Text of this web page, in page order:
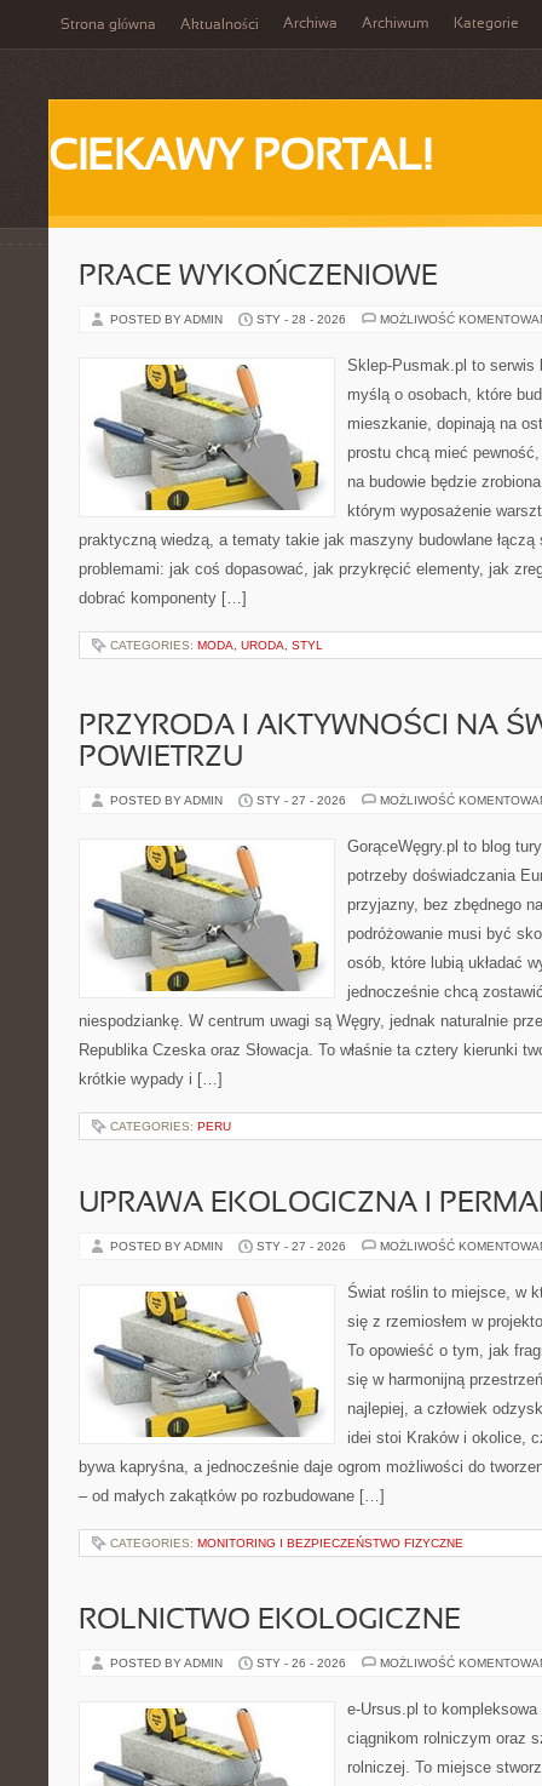
Strona główna Aktualności Archiwa Archiwum Kategorie
CIEKAWY PORTAL!
PRACE WYKOŃCZENIOWE
POSTED BY ADMIN STY - 28 - 2026 MOŻLIWOŚĆ
Sklep-Pusmak.pl to serwis
myślą o osobach, które
mieszkanie, dopinają na
prostu chcą mieć
na budowie będzie
którym wyposażenie
praktyczną wiedzą, a tematy takie jak maszyny budowlane
problemami: jak coś dopasować, jak przykręcić elementy, jak
dobrać komponenty […]
CATEGORIES: MODA, URODA, STYL
PRZYRODA I AKTYWNOŚCI NA
POWIETRZU
POSTED BY ADMIN STY - 27 - 2026 MOŻLIWOŚĆ
GorąceWęgry.pl to blog
potrzeby doświadczania
przyjazny, bez zbędnego
podróżowanie musi być
osób, które lubią układać
jednocześnie chcą
niespodziankę. W centrum uwagi są Węgry, jednak naturalnie
Republika Czeska oraz Słowacja. To właśnie ta cztery kierunki
krótkie wypady i […]
CATEGORIES: PERU
UPRAWA EKOLOGICZNA I
POSTED BY ADMIN STY - 27 - 2026 MOŻLIWOŚĆ
Świat roślin to miejsce, w
się z rzemiosłem w
To opowieść o tym, jak
się w harmonijną
najlepiej, a człowiek
idei stoi Kraków i okolice,
bywa kapryśna, a jednocześnie daje ogrom możliwości do
– od małych zakątków po rozbudowane […]
CATEGORIES: MONITORING I BEZPIECZEŃSTWO FIZYCZNE
ROLNICTWO EKOLOGICZNE
POSTED BY ADMIN STY - 26 - 2026 MOŻLIWOŚĆ
e-Ursus.pl to
ciągnikom rolniczym oraz
rolniczej. To miejsce